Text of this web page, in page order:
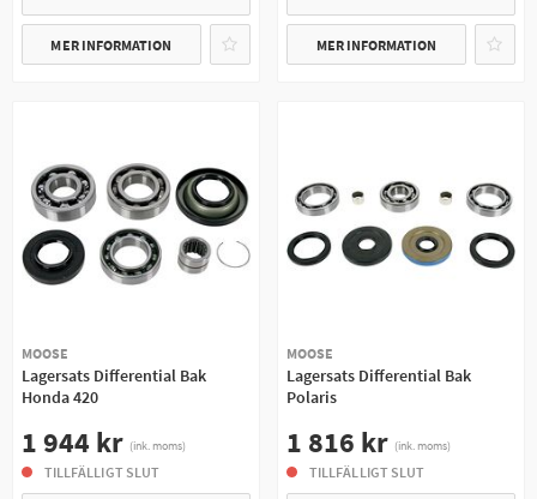
MER INFORMATION MER INFORMATION
MOOSE
Lagersats Differential Bak
Honda 420
1 944 kr (ink. moms)
TILLFÄLLIGT SLUT
MOOSE
Lagersats Differential Bak
Polaris
1 816 kr (ink. moms)
TILLFÄLLIGT SLUT